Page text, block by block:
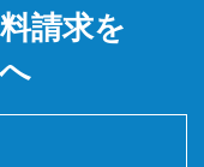
請求を